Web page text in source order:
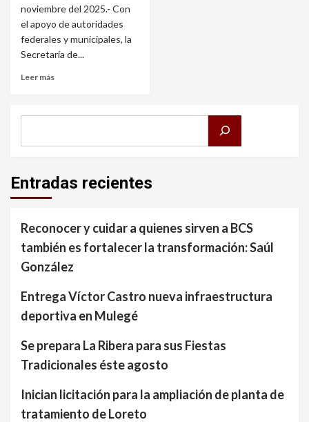
noviembre del 2025.- Con
el apoyo de autoridades
federales y municipales, la
Secretaría de...
Leer más
Entradas recientes
Reconocer y cuidar a quienes sirven a BCS
también es fortalecer la transformación: Saúl
González
Entrega Víctor Castro nueva infraestructura
deportiva en Mulegé
Se prepara La Ribera para sus Fiestas
Tradicionales éste agosto
Inician licitación para la ampliación de planta de
tratamiento de Loreto